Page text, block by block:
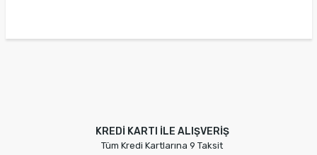
KREDİ KARTI İLE ALIŞVERİŞ
Tüm Kredi Kartlarına 9 Taksit